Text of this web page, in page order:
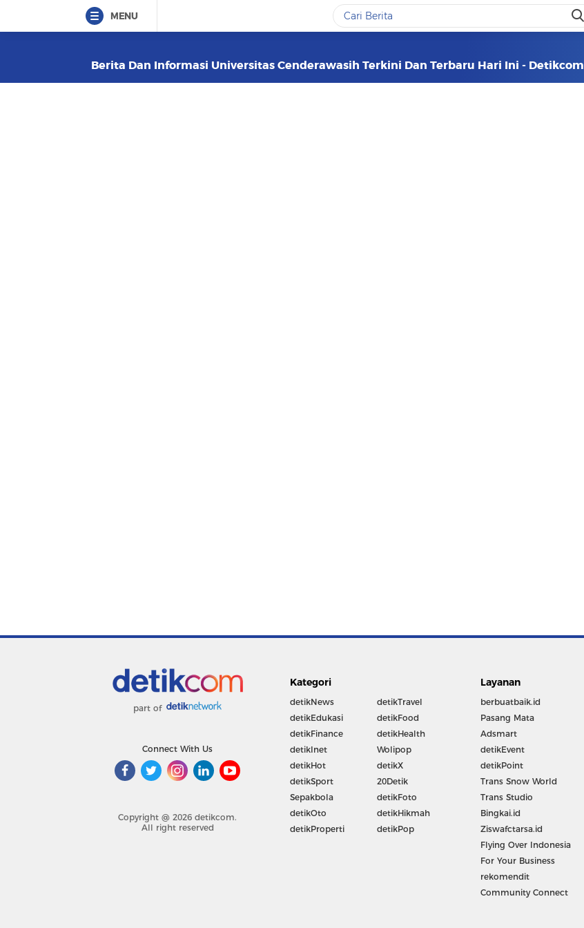
MENU
Berita Dan Informasi Universitas Cenderawasih Terkini Dan Terbaru Hari Ini - Detikcom
part of
Connect With Us
Copyright @ 2026 detikcom.
All right reserved
Kategori
detikNews
detikEdukasi
detikFinance
detikInet
detikHot
detikSport
Sepakbola
detikOto
detikProperti
detikTravel
detikFood
detikHealth
Wolipop
detikX
20Detik
detikFoto
detikHikmah
detikPop
Layanan
berbuatbaik.id
Pasang Mata
Adsmart
detikEvent
detikPoint
Trans Snow World
Trans Studio
Bingkai.id
Ziswafctarsa.id
Flying Over Indonesia
For Your Business
rekomendit
Community Connect